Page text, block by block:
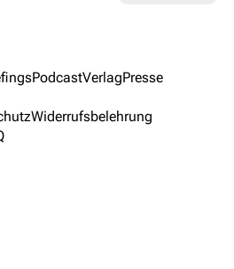
PodcastVerlagPresse
Widerrufsbelehrung